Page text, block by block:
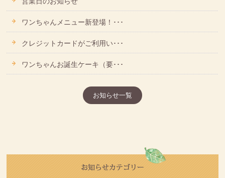
ワンちゃんメニュー新登場！･･･
クレジットカードがご利用い･･･
ワンちゃんお誕生ケーキ（要･･･
お知らせ一覧